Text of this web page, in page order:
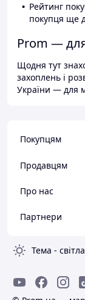
Рейтинг
покупця ще
Prom —
Щодня тут
захоплень і
України — для
Покупцям
Продавцям
Про нас
Партнери
Тема - світла